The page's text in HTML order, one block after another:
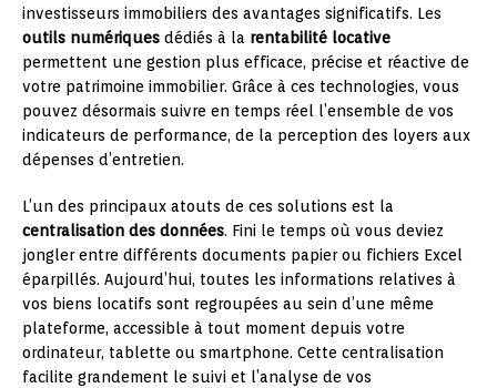
investisseurs immobiliers des avantages significatifs. Les
outils numériques dédiés à la rentabilité locative
permettent une gestion plus efficace, précise et réactive de
votre patrimoine immobilier. Grâce à ces technologies, vous
pouvez désormais suivre en temps réel l’ensemble de vos
indicateurs de performance, de la perception des loyers aux
dépenses d’entretien.
L’un des principaux atouts de ces solutions est la
centralisation des données. Fini le temps où vous deviez
jongler entre différents documents papier ou fichiers Excel
éparpillés. Aujourd’hui, toutes les informations relatives à
vos biens locatifs sont regroupées au sein d’une même
plateforme, accessible à tout moment depuis votre
ordinateur, tablette ou smartphone. Cette centralisation
facilite grandement le suivi et l’analyse de vos